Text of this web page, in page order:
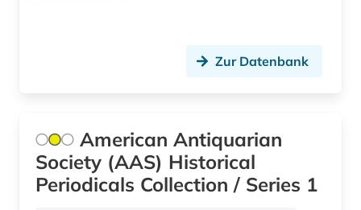
druckwerk (1)
dänemark (3)
Suedasien (1)
Tuerkei (1)
USA (199)
Zur Datenbank
American Antiquarian
Society (AAS) Historical
Periodicals Collection / Series 1